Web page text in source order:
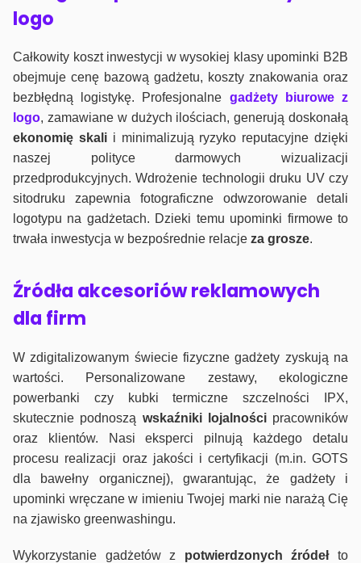
logo
Całkowity koszt inwestycji w wysokiej klasy upominki B2B
obejmuje cenę bazową gadżetu, koszty znakowania oraz
bezbłędną logistykę. Profesjonalne gadżety biurowe z
logo, zamawiane w dużych ilościach, generują doskonałą
ekonomię skalii minimalizują ryzyko reputacyjne dzięki
naszej polityce darmowych wizualizacji
przedprodukcyjnych. Wdrożenie technologii druku UV czy
sitodruku zapewnia fotograficzne odwzorowanie detali
logotypu na gadżetach. Dzieki temu upominki firmowe to
trwała inwestycja w bezpośrednie relacje za grosze.
Źródła akcesoriów reklamowych
dla firm
W zdigitalizowanym świecie fizyczne gadżety zyskują na
wartości. Personalizowane zestawy, ekologiczne
powerbanki czy kubki termiczne szczelności IPX,
skutecznie podnoszą wskaźniki lojalnościpracowników
oraz klientów. Nasi eksperci pilnują każdego detalu
procesu realizacji oraz jakości i certyfikacji (m.in. GOTS
dla bawełny organicznej), gwarantując, że gadżety i
upominki wręczane w imieniu Twojej marki nie narażą Cię
na zjawisko greenwashingu.
Wykorzystanie gadżetów z potwierdzonych źródełto